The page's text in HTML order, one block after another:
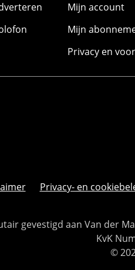
Mijn account
Mijn
Privacy en
Privacy- en
gevestigd aan Van der
KvK
©